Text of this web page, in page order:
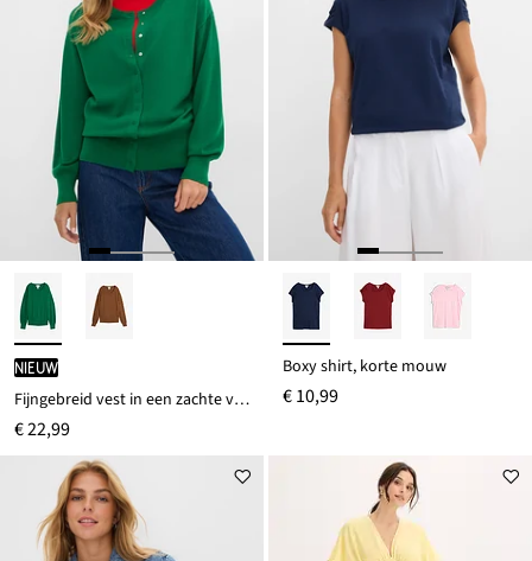
Nieuw
Fijngebreid vest in een zachte viscosemix
€ 22,99
Boxy shirt, korte mouw
€ 10,99